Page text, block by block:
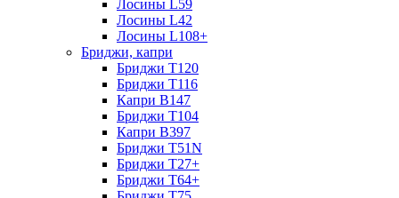
Лосины L59
Лосины L42
Лосины L108+
Бриджи, капри
Бриджи T120
Бриджи T116
Капри B147
Бриджи T104
Капри B397
Бриджи T51N
Бриджи T27+
Бриджи T64+